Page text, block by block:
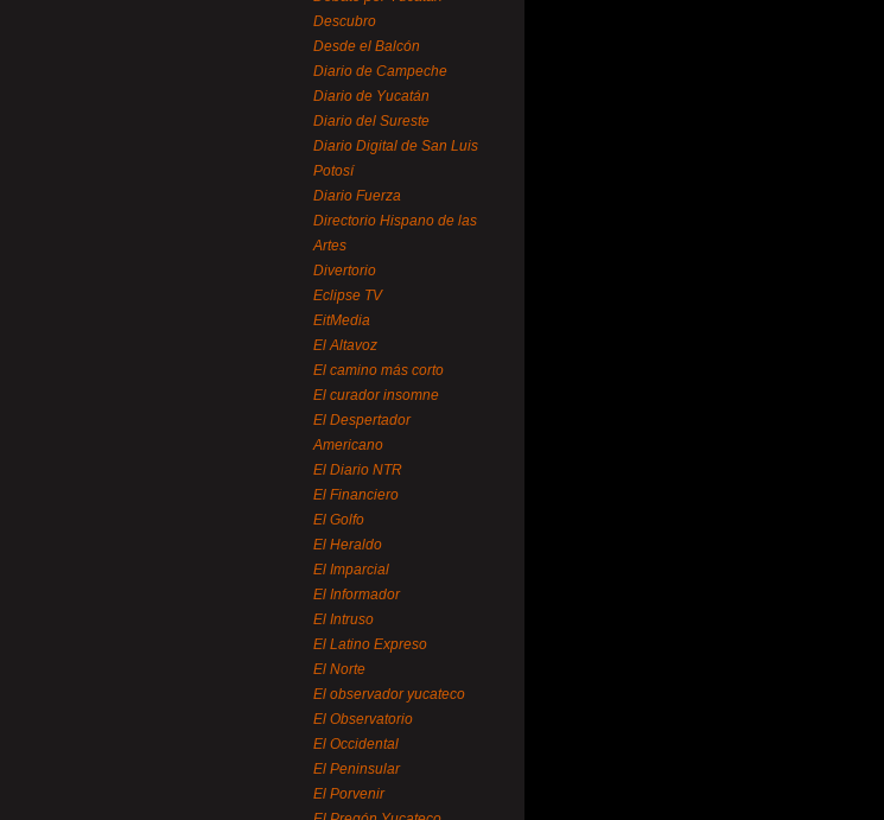
Descubro
Desde el Balcón
Diario de Campeche
Diario de Yucatán
Diario del Sureste
Diario Digital de San Luis
Potosí
Diario Fuerza
Directorio Hispano de las
Artes
Divertorio
Eclipse TV
EitMedia
El Altavoz
El camino más corto
El curador insomne
El Despertador
Americano
El Diario NTR
El Financiero
El Golfo
El Heraldo
El Imparcial
El Informador
El Intruso
El Latino Expreso
El Norte
El observador yucateco
El Observatorio
El Occidental
El Peninsular
El Porvenir